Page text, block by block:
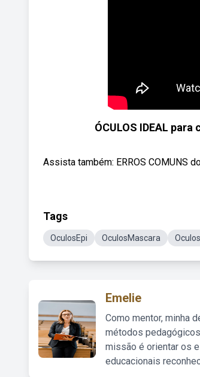
ÓCULOS IDEAL
Assista também: ERROS COMUNS
Tags
OculosEpi OculosMascara
Emelie
Como mentor, minha
métodos
missão é orientar os
educacionais